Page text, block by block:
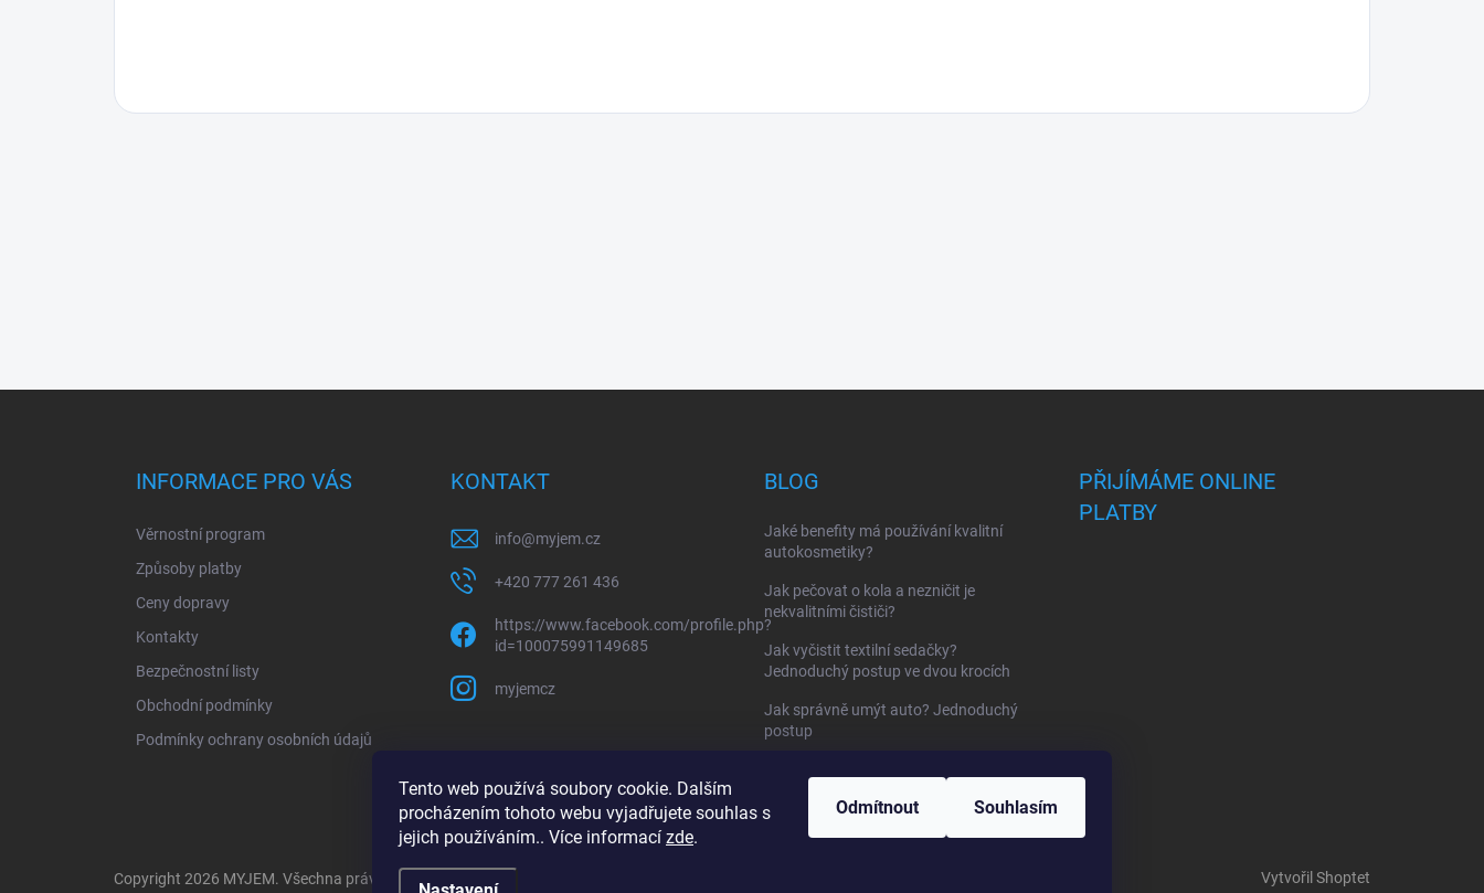
Tento web používá soubory cookie. Dalším
procházením tohoto webu vyjadřujete souhlas s
jejich používáním.. Více informací zde.
Odmítnout Souhlasím
INFORMACE PRO VÁS
Věrnostní program
Způsoby platby
Ceny dopravy
Kontakty
Bezpečnostní listy
Obchodní podmínky
Podmínky ochrany osobních údajů
KONTAKT
info@myjem.cz
+420 777 261 436
https://www.facebook.com/profile.php?
id=100075991149685
myjemcz
BLOG
Jaké benefity má používání kvalitní
autokosmetiky?
Jak pečovat o kola a nezničit je
nekvalitními čističi?
Jak vyčistit textilní sedačky?
Jednoduchý postup ve dvou krocích
Jak správně umýt auto? Jednoduchý
postup
PŘIJÍMÁME ONLINE
PLATBY
Vytvořil Shoptet
Copyright 2026 MYJEM. Všechna práva vyhrazena.